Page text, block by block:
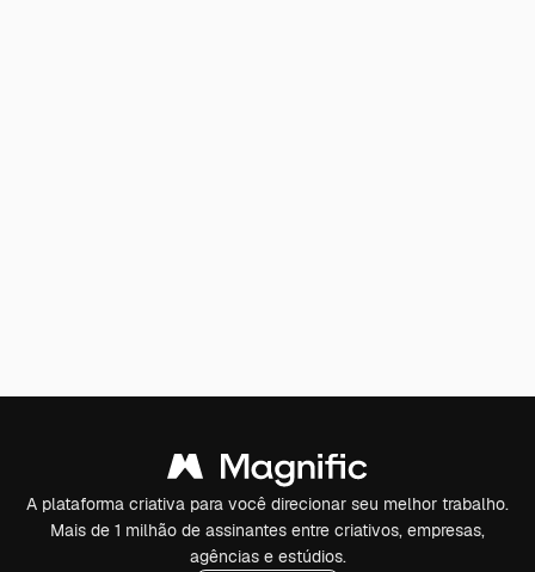
A plataforma criativa para você direcionar seu melhor trabalho.
Mais de 1 milhão de assinantes entre criativos, empresas,
agências e estúdios.